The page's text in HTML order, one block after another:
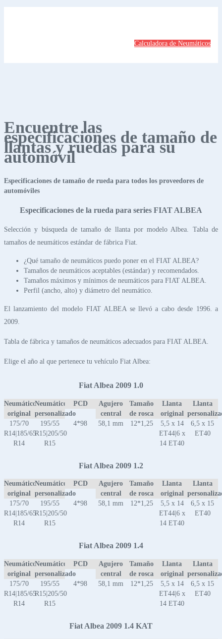
Calculadora de Neumáticos
Encuentre las
especificaciones de tamaño de
llantas y ruedas para su
automóvil
Especificaciones de tamaño de rueda para todos los proveedores de
automóviles
Especificaciones de la rueda para series FIAT ALBEA
Selección y búsqueda de tamaño de llanta por modelo Albea. Tabla de
tamaños de neumáticos estándar de fábrica Fiat.
¿Qué tamaño de neumáticos puedo poner en el FIAT ALBEA?
Tamaños de neumáticos aceptables (estándar) y recomendados.
Tamaños máximos y mínimos de neumáticos para FIAT ALBEA.
Perfil (ancho, alto) y diámetro del neumático.
El lanzamiento del modelo FIAT ALBEA se llevó a cabo desde 1996. a
2009.
Tabla de fábrica y tamaños de neumáticos adecuados para FIAT ALBEA.
Elige el año al que pertenece tu vehículo Fiat Albea:
Fiat Albea 2009 1.0
Neumático
original
Neumático
personalizado
PCD
Agujero
central
Tamaño
de rosca
Llanta
original
Llanta
175/70
R14|185/65
R14
195/55
R15|205/50
R15
4*98 58,1 mm 12*1,25
5,5 x 14
ET44|6 x
14 ET40
6,5 x 15
ET40
Fiat Albea 2009 1.2
Neumático
original
Neumático
personalizado
PCD
Agujero
central
Tamaño
de rosca
Llanta
original
Llanta
175/70
R14|185/65
R14
195/55
R15|205/50
R15
4*98 58,1 mm 12*1,25
5,5 x 14
ET44|6 x
14 ET40
6,5 x 15
ET40
Fiat Albea 2009 1.4
Neumático
original
Neumático
personalizado
PCD
Agujero
central
Tamaño
de rosca
Llanta
original
Llanta
175/70
R14|185/65
R14
195/55
R15|205/50
R15
4*98 58,1 mm 12*1,25
5,5 x 14
ET44|6 x
14 ET40
6,5 x 15
ET40
Fiat Albea 2009 1.4 KAT